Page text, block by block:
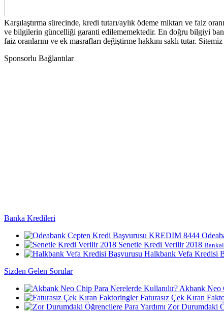
Karşılaştırma sürecinde, kredi tutarı/aylık ödeme miktarı ve faiz
ve bilgilerin güncelliği garanti edilememektedir. En doğru bilgiyi
faiz oranlarını ve ek masrafları değiştirme hakkını saklı tutar.
Sponsorlu Bağlantılar
Banka Kredileri
Senetle Kredi Verilir 2018
Halkbank Vefa Kredisi
Sizden Gelen Sorular
Akbank Neo
Faturasız Çek Kıran
Zor Durumdaki